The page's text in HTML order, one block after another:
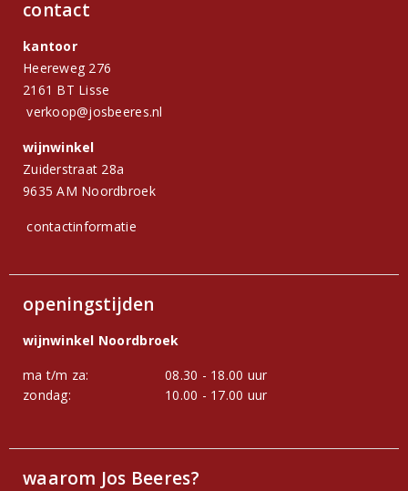
contact
kantoor
Heereweg 276
2161 BT Lisse
verkoop@josbeeres.nl
wijnwinkel
Zuiderstraat 28a
9635 AM Noordbroek
contactinformatie
openingstijden
wijnwinkel Noordbroek
ma t/m za:
08.30 - 18.00 uur
zondag:
10.00 - 17.00 uur
waarom Jos Beeres?